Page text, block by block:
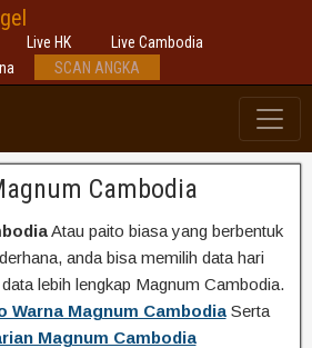
Live HK
Live Cambodia
SCAN ANGKA
Cambodia
Atau paito biasa yang berbentuk
anda bisa memilih data hari
lebih lengkap Magnum Cambodia.
Warna Magnum Cambodia Serta
Magnum Cambodia